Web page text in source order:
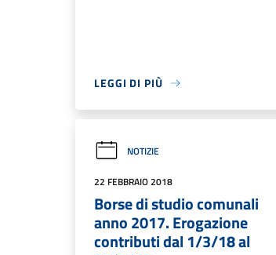
LEGGI DI PIÙ
NOTIZIE
22 FEBBRAIO 2018
Borse di studio comunali
anno 2017. Erogazione
contributi dal 1/3/18 al